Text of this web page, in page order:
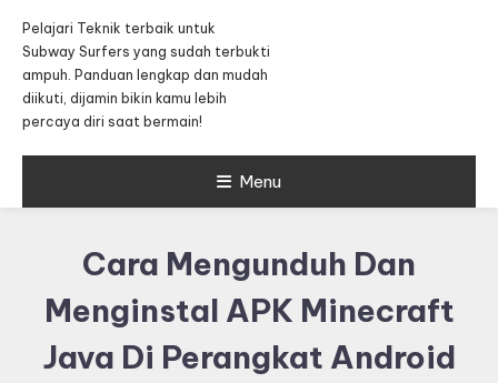
Pelajari Teknik terbaik untuk
Subway Surfers yang sudah terbukti
ampuh. Panduan lengkap dan mudah
diikuti, dijamin bikin kamu lebih
percaya diri saat bermain!
Menu
Cara Mengunduh Dan
Menginstal APK Minecraft
Java Di Perangkat Android